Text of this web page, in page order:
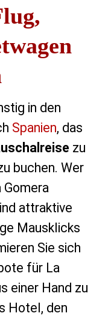
in den
Spanien, das
zu
buchen. Wer
attraktive
Mausklicks
Sie sich
für La
einer Hand zu
Hotel, den